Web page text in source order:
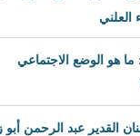
أبو زهرة